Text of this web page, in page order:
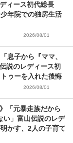
ィース初代総長
年院での独房生活
2026/08/01
息子から『ママ、
説のレディース初
ゥーを入れた後悔
2026/08/01
「元暴走族だから
い」富山伝説のレデ
かす、2人の子育て